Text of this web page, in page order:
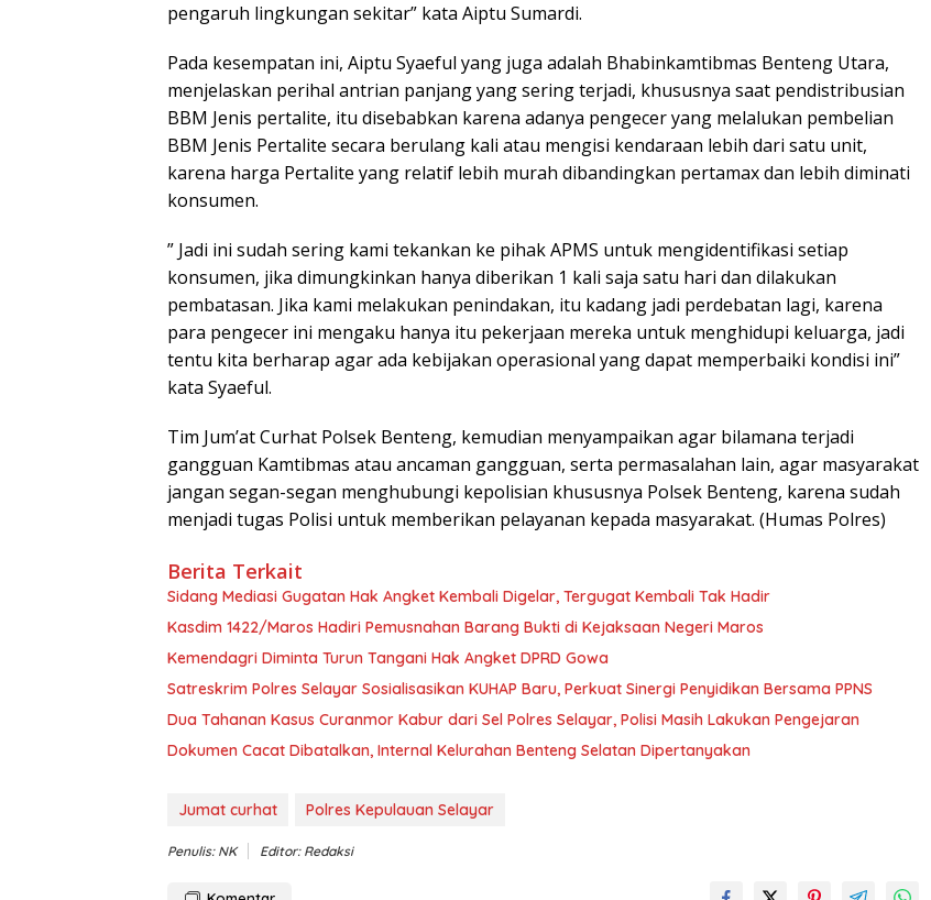
pengaruh lingkungan sekitar” kata Aiptu Sumardi.
Pada kesempatan ini, Aiptu Syaeful yang juga adalah Bhabinkamtibmas Benteng Utara,
menjelaskan perihal antrian panjang yang sering terjadi, khususnya saat pendistribusian
BBM Jenis pertalite, itu disebabkan karena adanya pengecer yang melalukan pembelian
BBM Jenis Pertalite secara berulang kali atau mengisi kendaraan lebih dari satu unit,
karena harga Pertalite yang relatif lebih murah dibandingkan pertamax dan lebih diminati
konsumen.
” Jadi ini sudah sering kami tekankan ke pihak APMS untuk mengidentifikasi setiap
konsumen, jika dimungkinkan hanya diberikan 1 kali saja satu hari dan dilakukan
pembatasan. Jika kami melakukan penindakan, itu kadang jadi perdebatan lagi, karena
para pengecer ini mengaku hanya itu pekerjaan mereka untuk menghidupi keluarga, jadi
tentu kita berharap agar ada kebijakan operasional yang dapat memperbaiki kondisi ini”
kata Syaeful.
Tim Jum’at Curhat Polsek Benteng, kemudian menyampaikan agar bilamana terjadi
gangguan Kamtibmas atau ancaman gangguan, serta permasalahan lain, agar masyarakat
jangan segan-segan menghubungi kepolisian khususnya Polsek Benteng, karena sudah
menjadi tugas Polisi untuk memberikan pelayanan kepada masyarakat. (Humas Polres)
Berita Terkait
Sidang Mediasi Gugatan Hak Angket Kembali Digelar, Tergugat Kembali Tak Hadir
Kasdim 1422/Maros Hadiri Pemusnahan Barang Bukti di Kejaksaan Negeri Maros
Kemendagri Diminta Turun Tangani Hak Angket DPRD Gowa
Satreskrim Polres Selayar Sosialisasikan KUHAP Baru, Perkuat Sinergi Penyidikan Bersama PPNS
Dua Tahanan Kasus Curanmor Kabur dari Sel Polres Selayar, Polisi Masih Lakukan Pengejaran
Dokumen Cacat Dibatalkan, Internal Kelurahan Benteng Selatan Dipertanyakan
Jumat curhat Polres Kepulauan Selayar
Penulis: NK Editor: Redaksi